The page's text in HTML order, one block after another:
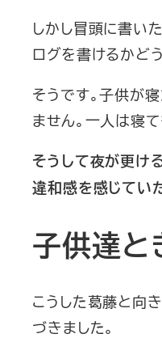
しかし冒頭に書い
ログを書けるかど
そうです。子供が
ません。一人は寝
そうして夜が更け
違和感を感じてい
子供達と
こうした葛藤と向
づきました。